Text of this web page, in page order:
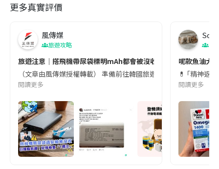
更多真實評價
風傳媒
旅遊攻略
旅遊注意｜搭飛機帶尿袋標明mAh都會被沒收😱出發前切記檢查
（文章由風傳媒授權轉載） 準備前往韓國旅遊的民眾，近期要
閱讀更多
Soul
呢款魚油大
💊 ｢精神返
閱讀更多